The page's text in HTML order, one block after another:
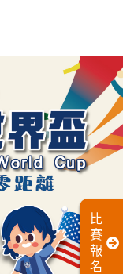
比
賽
報
名